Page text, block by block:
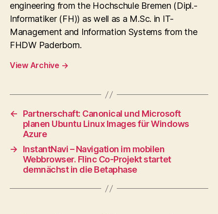
engineering from the Hochschule Bremen (Dipl.-
Informatiker (FH)) as well as a M.Sc. in IT-
Management and Information Systems from the
FHDW Paderborn.
View Archive →
←
Partnerschaft: Canonical und Microsoft
planen Ubuntu Linux Images für Windows
Azure
→
InstantNavi – Navigation im mobilen
Webbrowser. Flinc Co-Projekt startet
demnächst in die Betaphase